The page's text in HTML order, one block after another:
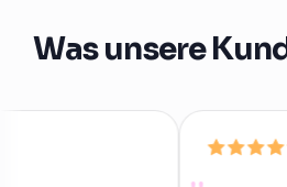
Was unsere